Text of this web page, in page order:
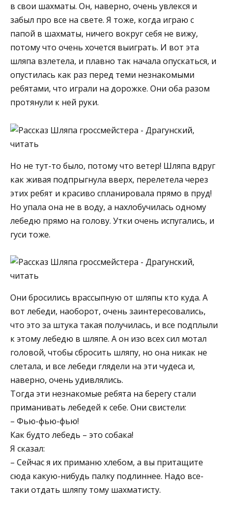
в свои шахматы. Он, наверно, очень увлекся и
забыл про все на свете. Я тоже, когда играю с
папой в шахматы, ничего вокруг себя не вижу,
потому что очень хочется выиграть. И вот эта
шляпа взлетела, и плавно так начала опускаться, и
опустилась как раз перед теми незнакомыми
ребятами, что играли на дорожке. Они оба разом
протянули к ней руки.
Но не тут-то было, потому что ветер! Шляпа вдруг
как живая подпрыгнула вверх, перелетела через
этих ребят и красиво спланировала прямо в пруд!
Но упала она не в воду, а нахлобучилась одному
лебедю прямо на голову. Утки очень испугались, и
гуси тоже.
Они бросились врассыпную от шляпы кто куда. А
вот лебеди, наоборот, очень заинтересовались,
что это за штука такая получилась, и все подплыли
к этому лебедю в шляпе. А он изо всех сил мотал
головой, чтобы сбросить шляпу, но она никак не
слетала, и все лебеди глядели на эти чудеса и,
наверно, очень удивлялись.
Тогда эти незнакомые ребята на берегу стали
приманивать лебедей к себе. Они свистели:
– Фью-фью-фью!
Как будто лебедь – это собака!
Я сказал:
– Сейчас я их приманю хлебом, а вы притащите
сюда какую-нибудь палку подлиннее. Надо все-
таки отдать шляпу тому шахматисту.